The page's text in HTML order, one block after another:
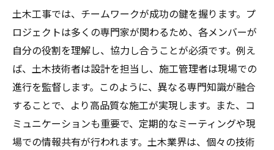
土木工事では、チームワークが成功の鍵を握ります。プ
ロジェクトは多くの専門家が関わるため、各メンバーが
自分の役割を理解し、協力し合うことが必須です。例え
ば、土木技術者は設計を担当し、施工管理者は現場での
進行を監督します。このように、異なる専門知識が融合
することで、より高品質な施工が実現します。また、コ
ミュニケーションも重要で、定期的なミーティングや現
場での情報共有が行われます。土木業界は、個々の技術